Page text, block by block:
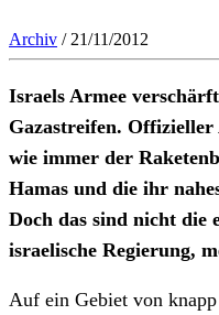
Archiv / 21/11/2012
Israels Armee
Gazastreifen.
wie immer der
Hamas und die ihr
Doch das sind nicht die
israelische Regierung,
Auf ein Gebiet von